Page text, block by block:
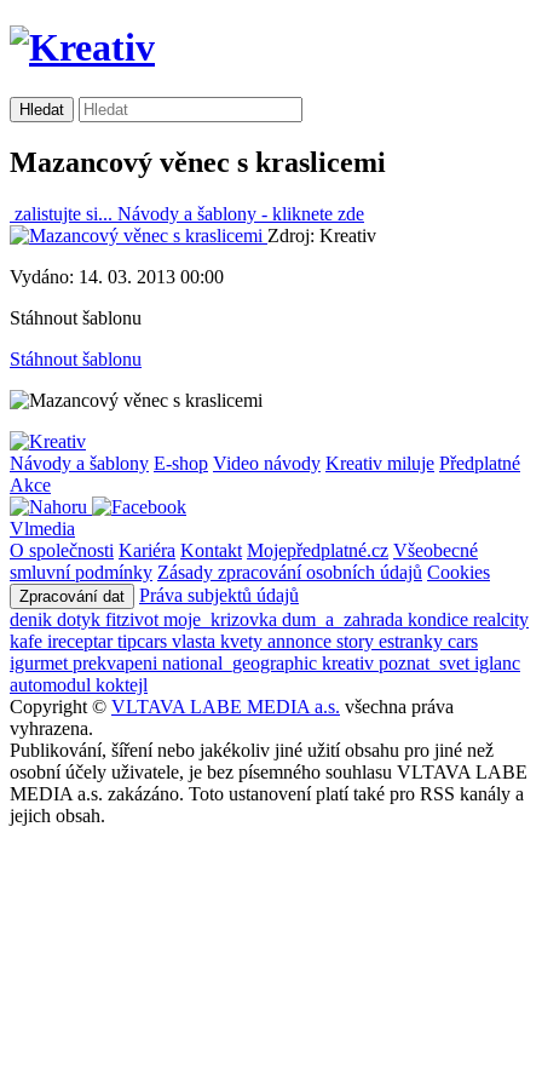
Mazancový věnec s kraslicemi
zalistujte si... Návody a šablony - kliknete zde
Zdroj: Kreativ
Vydáno: 14. 03. 2013 00:00
Stáhnout šablonu
Stáhnout šablonu
Návody a šablony E-shop Video návody Kreativ miluje Předplatné
Akce
Vlmedia
O společnosti Kariéra Kontakt Mojepředplatné.cz Všeobecné
smluvní podmínky Zásady zpracování osobních údajů Cookies
Zpracování dat
Práva subjektů údajů
denik dotyk fitzivot moje_krizovka dum_a_zahrada kondice realcity
kafe ireceptartipcars vlasta kvety annonce story estranky cars
igurmet prekvapeni national_geographic kreativ poznat_svet iglanc
automodul koktejl
Copyright © VLTAVA LABE MEDIA a.s. všechna práva
vyhrazena.
Publikování, šíření nebo jakékoliv jiné užití obsahu pro jiné než
osobní účely uživatele, je bez písemného souhlasu VLTAVA LABE
MEDIA a.s. zakázáno. Toto ustanovení platí také pro RSS kanály a
jejich obsah.